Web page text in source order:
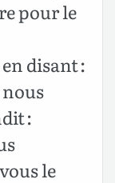
pour le
disant :
nous
:
le